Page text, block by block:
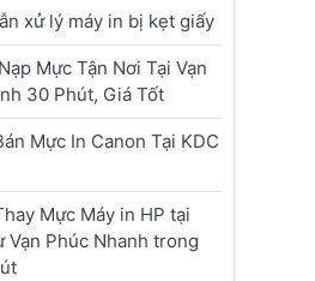
xử lý máy in bị kẹt giấy
Mực Tận Nơi Tại Vạn
30 Phút, Giá Tốt
Mực In Canon Tại KDC
Mực Máy in HP tại
Vạn Phúc Nhanh trong